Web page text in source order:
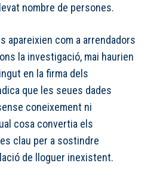
nombre de persones.
apareixien com a arrendadors
la investigació, mai haurien
en la firma dels
que les seues dades
coneixement ni
cosa convertia els
clau per a sostindre
de lloguer inexistent.